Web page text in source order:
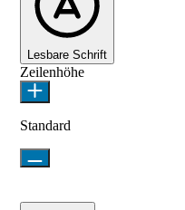
Lesbare Schrift
Zeilenhöhe
Standard